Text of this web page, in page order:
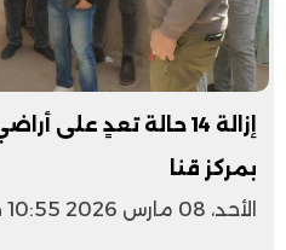
إزالة 14 حالة تعدٍ على
بمركز قنا
الأحد، 08 مارس 2026 10:55 ص